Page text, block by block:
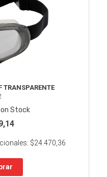
TRANSPARENTE
Stock
$24.470,36